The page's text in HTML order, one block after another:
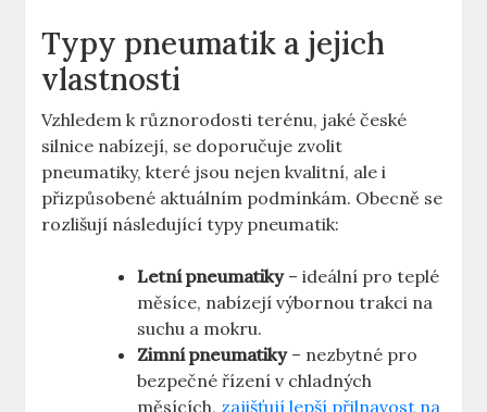
Typy pneumatik a jejich
vlastnosti
Vzhledem k různorodosti terénu, jaké české
silnice nabízejí, se doporučuje zvolit
pneumatiky, které jsou nejen kvalitní, ale i
přizpůsobené aktuálním podmínkám. Obecně se
rozlišují následující typy pneumatik:
Letní pneumatiky– ideální pro teplé
měsíce, nabízejí výbornou trakci na
suchu a mokru.
Zimní pneumatiky– nezbytné pro
bezpečné řízení v chladných
měsících, zajišťují lepší přilnavost na